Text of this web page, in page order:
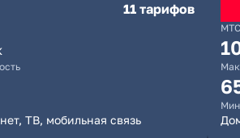
11 тарифов
ТВ, мобильная связь
МТС